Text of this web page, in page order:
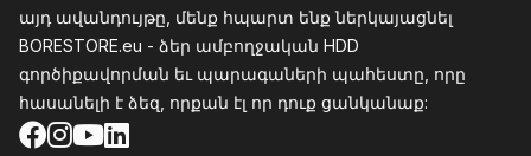
այդ ավանդույթը, մենք հպարտ ենք ներկայացնել
BORESTORE.eu - ձեր ամբողջական HDD
գործիքավորման եւ պարագաների պահեստը, որը
հասանելի է ձեզ, որքան էլ որ դուք ցանկանաք:
Facebook
Instagram
YouTube
LinkedIn